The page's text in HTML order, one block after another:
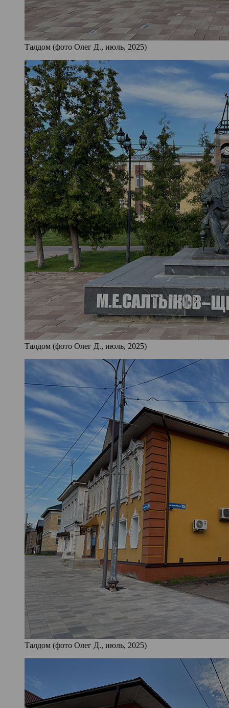
Талдом (фото Олег Д., июль, 2025)
Талдом (фото Олег Д., июль, 2025)
Талдом (фото Олег Д., июль, 2025)